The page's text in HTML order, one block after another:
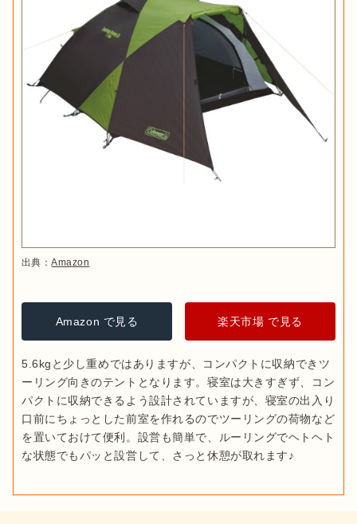
出典：Amazon
Amazon で見る 楽天市場 で見る
5.6kgと少し重めではありますが、コンパクトに収納できツ
ーリング向きのテントとなります。寝室は大きすぎず、コン
パクトに収納できるよう設計されていますが、寝室の出入り
口前にちょっとした前室を作れるのでツーリングの荷物など
を置いておけて便利。設営も簡単で、ルーリングでヘトヘト
な状態でもパッと設営して、さっと休憩が取れます♪